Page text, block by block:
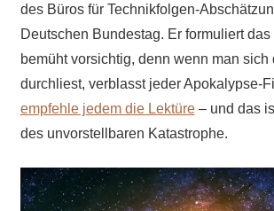
des Büros für Technikfolgen-
Deutschen Bundestag. Er formuliert
bemüht vorsichtig, denn wenn man sich
durchliest, verblasst jeder Apokalypse-
empfehle jedem die Lektüre– und das
des unvorstellbaren Katastrophe.